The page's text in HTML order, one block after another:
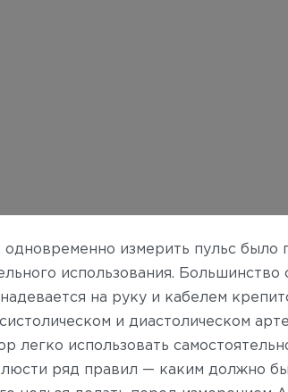
измерить пульс было
использования.
на руку и кабелем
и диастолическом
легко использовать
ряд правил — каким должно